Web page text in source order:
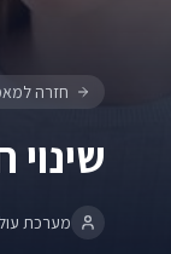
חזרה
מערכת